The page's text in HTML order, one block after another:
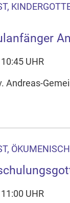
UHR
Andreas-
UHR